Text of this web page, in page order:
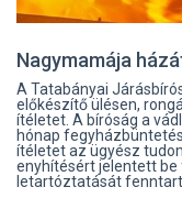
Nagymamája
A Tatabányai
előkészítő ülésen,
ítéletet. A bíróság a
hónap
ítéletet az ügyész
enyhítésért jelentett
letartóztatását